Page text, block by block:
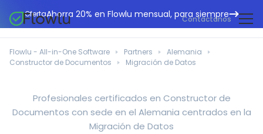
OfertaAhorra 20% en Flowlu mensual, para siempre
Contáctanos
Gestión de proyectos
Facturación en línea
Automatización del flujo de trabajo
Agencias de marketing
Departamentos de TI
Consultores empresariales
Centro de ayuda
Blog Flowlu
Flowlu - All-in-One Software Partners
Alemania
Constructor de Documentos
Migración de Datos
Profesionales certificados en Constructor de
Documentos con sede en el Alemania centrados en la
Migración de Datos